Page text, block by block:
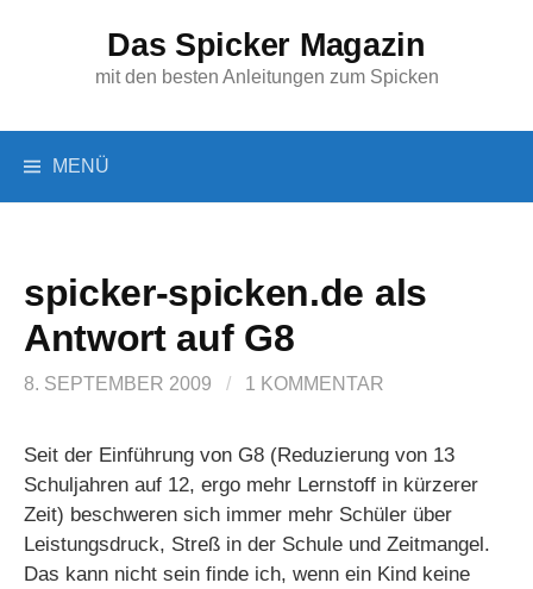
Das Spicker Magazin
mit den besten Anleitungen zum Spicken
MENÜ
spicker-spicken.de als
Antwort auf G8
8. SEPTEMBER 2009 / 1 KOMMENTAR
Seit der Einführung von G8 (Reduzierung von 13
Schuljahren auf 12, ergo mehr Lernstoff in kürzerer
Zeit) beschweren sich immer mehr Schüler über
Leistungsdruck, Streß in der Schule und Zeitmangel.
Das kann nicht sein finde ich, wenn ein Kind keine